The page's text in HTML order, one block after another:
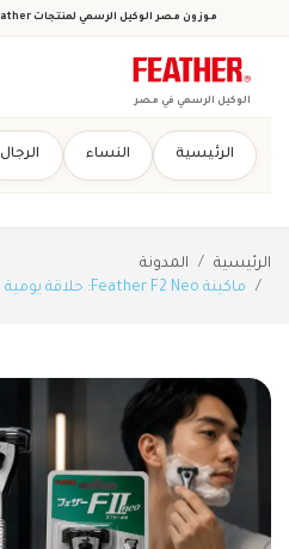
موزون مصر الوكيل الرسمي لمنتجات Feather اليابانية في مصر وشمال أفريقيا
الوكيل الرسمي في مصر
الرئيسية النساء الرجال
الرئيسية
المدونة
ماكينة Feather F2 Neo: حلاقة يومية يابانية سهلة للرجال